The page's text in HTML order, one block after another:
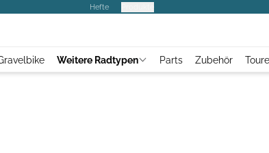
Hefte
Weitere Radtypen Parts Zubehör